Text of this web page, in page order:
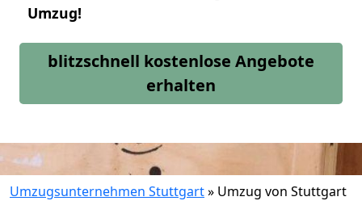
Umzug!
blitzschnell kostenlose Angebote
erhalten
Umzugsunternehmen Stuttgart» Umzug von Stuttgart